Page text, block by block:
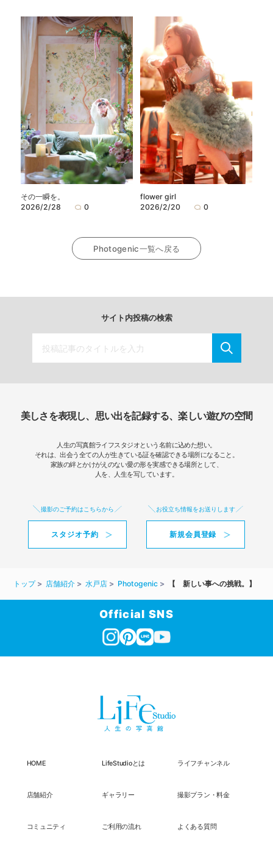
その一瞬を。
2026/2/28
0
flower girl
2026/2/20
0
Photogenic一覧へ戻る
サイト内投稿の検索
美しさを表現し、思い出を記録する、楽しい遊びの空間
人生の写真館ライフスタジオという名前に込めた想い。
それは、出会う全ての人が生きている証を確認できる場所になること。
家族の絆とかけがえのない愛の形を実感できる場所として、
人を、人生を写しています。
撮影のご予約はこちらから
スタジオ予約
お役立ち情報をお送りします
新規会員登録
トップ 店舗紹介 水戸店 Photogenic 【 新しい事への挑戦。】
Official SNS
HOME LifeStudioとは ライフチャンネル
店舗紹介 ギャラリー 撮影プラン・料金
コミュニティ ご利用の流れ よくある質問